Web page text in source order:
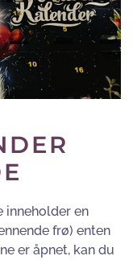
inneholder en
frø) enten
er åpnet, kan du